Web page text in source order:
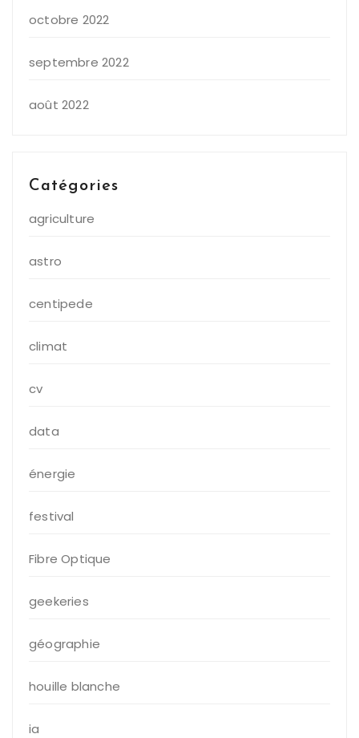
octobre 2022
septembre 2022
août 2022
Catégories
agriculture
astro
centipede
climat
cv
data
énergie
festival
Fibre Optique
geekeries
géographie
houille blanche
ia